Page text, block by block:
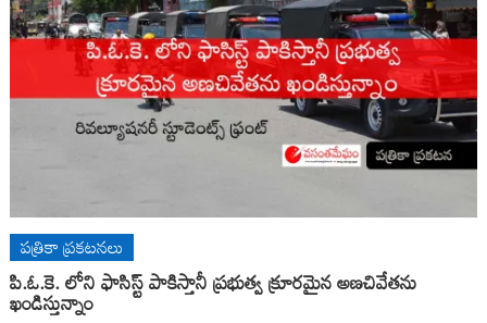
పత్రికా ప్రకటనలు
పి.ఓ.కె. లోని ఫాసిస్ట్ పాకిస్తానీ ప్రభుత్వ క్రూరమైన అణచివేతను
ఖండిస్తున్నాం